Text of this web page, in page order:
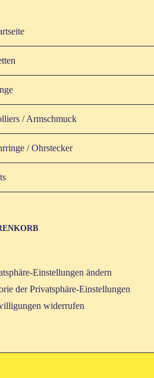
/ Armschmuck
/ Ohrstecker
Einstellungen ändern
der Privatsphäre-Einstellungen
widerrufen